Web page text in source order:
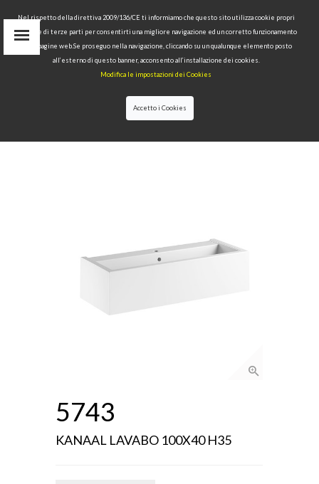
Area Riservata
COLLEZIONI >> KANAAL
5743
KANAAL LAVABO 100X40 H35
Nel rispetto della direttiva 2009/136/CE ti informiamo che questo sito utilizza cookie propri
tecnici e di terze parti per consentirti una migliore navigazione ed un corretto funzionamento
delle pagine web.Se proseguo nella navigazione, cliccando su un qualunque elemento posto
all’esterno di questo banner, acconsento all’installazione dei cookies.
Modifica le impostazioni dei Cookies
Accetto i Cookies